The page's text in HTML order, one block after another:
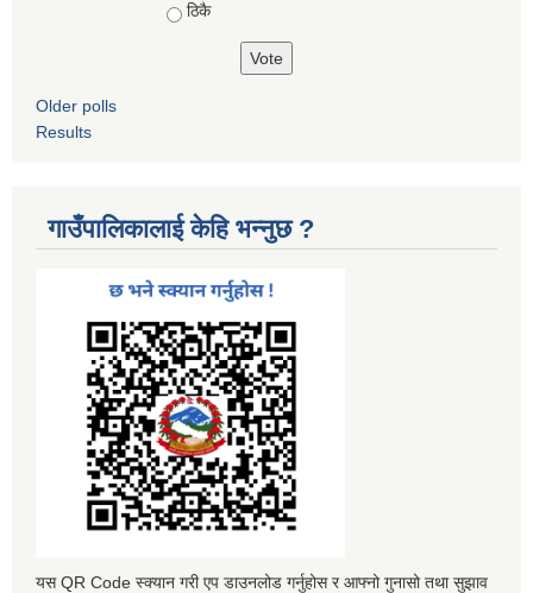
ठिकै
Older polls
Results
गाउँपालिकालाई केहि भन्नुछ ?
यस QR Code स्क्यान गरी एप डाउनलोड गर्नुहोस र आफ्नो गुनासो तथा सुझाव